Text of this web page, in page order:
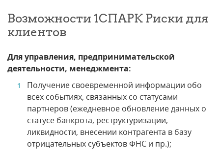
Возможности 1СПАРК Риски для
клиентов
Для управления, предпринимательской
деятельности, менеджмента:
Получение своевременной информации обо
всех событиях, связанных со статусами
партнеров (ежедневное обновление данных о
статусе банкрота, реструктуризации,
ликвидности, внесении контрагента в базу
отрицательных субъектов ФНС и пр.);